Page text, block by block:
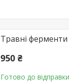
Травні
950 ₴
Готово до відправки